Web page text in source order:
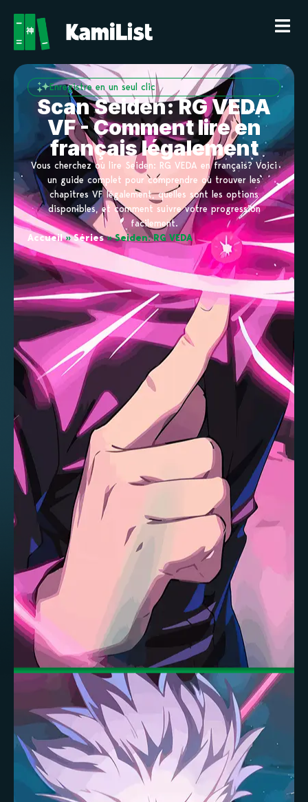
Enregistre en un seul clic
Scan Seiden: RG VEDA
VF - Comment lire en
français légalement
Vous cherchez où lire Seiden: RG VEDA en français? Voici
un guide complet pour comprendre où trouver les
chapitres VF légalement, quelles sont les options
disponibles, et comment suivre votre progression
facilement.
Accueil»Séries»Seiden: RG VEDA